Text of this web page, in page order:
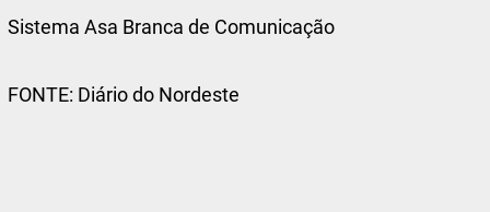
Sistema Asa Branca de Comunicação
FONTE: Diário do Nordeste